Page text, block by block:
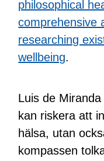
philosophical
comprehensive
researching
wellbeing.
Luis de
kan riskera att
hälsa, utan
kompassen